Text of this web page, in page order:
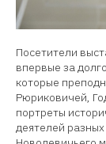
Посетители
впервые за
которые
Рюриковичей,
портреты
деятелей